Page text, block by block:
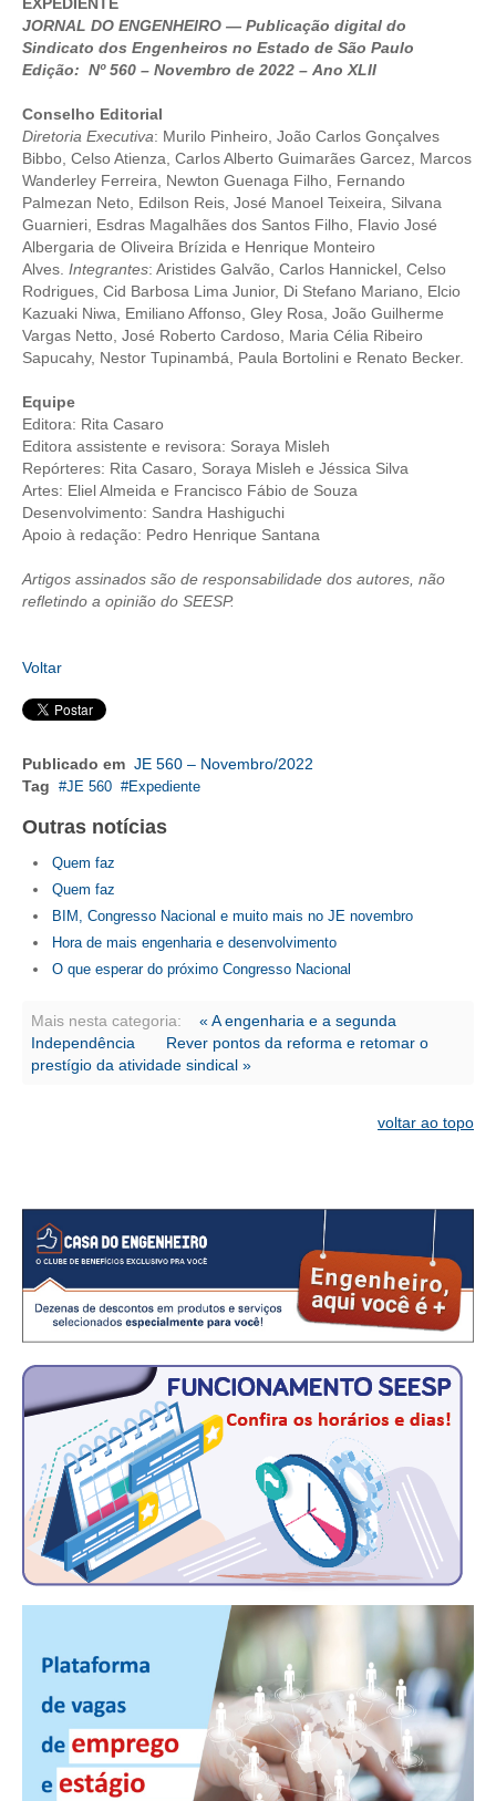
CRESCE BRASIL
CONSELHO TECNOLÓGICO
HISTÓRICO E ATUAÇÃO
COMPOSIÇÃO
CONSELHOS ASSESSORES
PERSONALIDADES DA TECNOLOGIA
NÚCLEO DA MULHER ENGENHEIRA
TRANSPARÊNCIA
JURÍDICO
CONSULTORIA
ACORDOS, CONVENÇÕES E DISSÍDIOS
CONTRIBUIÇÕES
CONTRIBUIÇÃO ASSISTENCIAL
CONTRIBUIÇÃO SINDICAL URBANA
REVISÃO DE APOSENTADORIA
FGTS EXPURGOS
LEI 4.950-A/1966 – PISO SALARIAL
LEI 5.194/1966 – REGULAMENTAÇÃO DA PROFISSÃO
RES 1.002/2002 – CÓDIGO DE ÉTICA
OPORTUNIDADES
APRESENTAÇÃO
EMPREGO E ESTÁGIO
AUTÔNOMOS E SERVIÇOS
NEWSLETTER
GUIA DAS ENGENHARIAS
CONTATO
CURSOS
ENGENHEIRO EMPREENDEDOR
SEESP EDUCAÇÃO
PLATAFORMAS GRATUITAS
BENEFÍCIOS
EXPEDIENTE
JORNAL DO ENGENHEIRO — Publicação digital do
Sindicato dos Engenheiros no Estado de São Paulo
Edição: Nº 560 – Novembro de 2022 – Ano XLII
Conselho Editorial
Diretoria Executiva: Murilo Pinheiro, João Carlos Gonçalves
Bibbo, Celso Atienza, Carlos Alberto Guimarães Garcez, Marcos
Wanderley Ferreira, Newton Guenaga Filho, Fernando
Palmezan Neto, Edilson Reis, José Manoel Teixeira, Silvana
Guarnieri, Esdras Magalhães dos Santos Filho, Flavio José
Albergaria de Oliveira Brízida e Henrique Monteiro
Alves. Integrantes: Aristides Galvão, Carlos Hannickel, Celso
Rodrigues, Cid Barbosa Lima Junior, Di Stefano Mariano, Elcio
Kazuaki Niwa, Emiliano Affonso, Gley Rosa, João Guilherme
Vargas Netto, José Roberto Cardoso, Maria Célia Ribeiro
Sapucahy, Nestor Tupinambá, Paula Bortolini e Renato Becker.
Equipe
Editora: Rita Casaro
Editora assistente e revisora: Soraya Misleh
Repórteres: Rita Casaro, Soraya Misleh e Jéssica Silva
Artes: Eliel Almeida e Francisco Fábio de Souza
Desenvolvimento: Sandra Hashiguchi
Apoio à redação: Pedro Henrique Santana
Artigos assinados são de responsabilidade dos autores, não
refletindo a opinião do SEESP.
Voltar
Publicado em JE 560 – Novembro/2022
Tag
JE 560 Expediente
Outras notícias
Quem faz
Quem faz
BIM, Congresso Nacional e muito mais no JE novembro
Hora de mais engenharia e desenvolvimento
O que esperar do próximo Congresso Nacional
Mais nesta categoria:
« A engenharia e a segunda
Independência
Rever pontos da reforma e retomar o
prestígio da atividade sindical »
voltar ao topo